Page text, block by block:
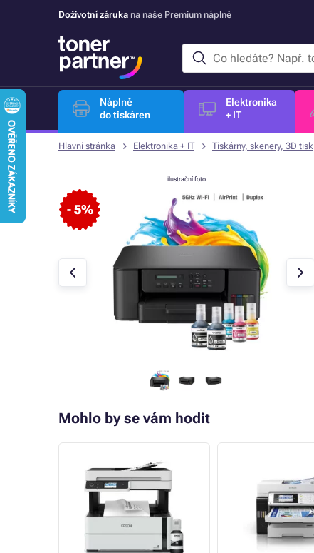
Doživotní záruka na naše Premium náplně
Náplně
do tiskáren
Elektronika
+ IT
Hlavní stránka Elektronika + IT Tiskárny, skenery, 3D tisk
- 5%
ilustrační foto
Mohlo by se vám hodit